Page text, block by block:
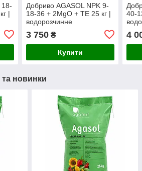
18-
|
і
Добриво AGASOL NPK 9-
18-36 + 2MgO + TE 25 кг |
водорозчинне
добриво для цвітіння,
наливу плодів і
підвищення
3 750₴
Купити
40-
4
та новинки